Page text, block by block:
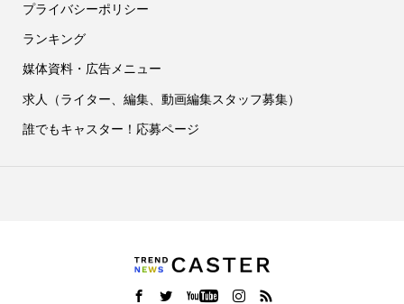
プライバシーポリシー
ランキング
媒体資料・広告メニュー
求人（ライター、編集、動画編集スタッフ募集）
誰でもキャスター！応募ページ